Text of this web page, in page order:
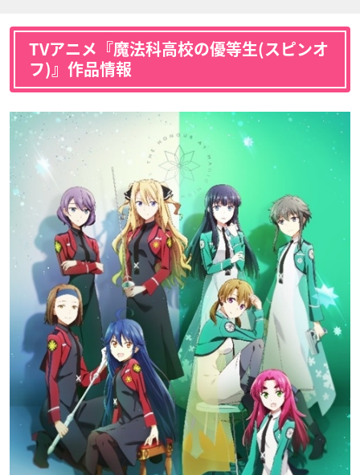
TVアニメ『魔法科高校の優等生(スピンオ
フ)』作品情報